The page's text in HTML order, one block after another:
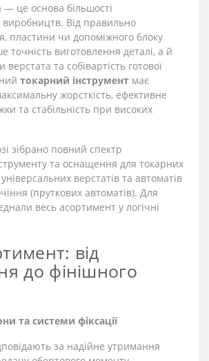
це основа більшості
Від правильно
пластини чи допоміжного блоку
точність виготовлення деталі, а й
верстата та собівартість готової
токарний інструмент має
жорсткість, ефективне
та стабільність при високих
зібрано повний спектр
та оснащення для токарних
верстатів та автоматів
(пруткових автоматів). Для
весь асортимент у логічні
від
до фінішного
та системи фіксації
за надійне утримання